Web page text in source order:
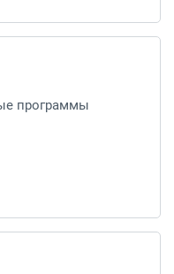
программы